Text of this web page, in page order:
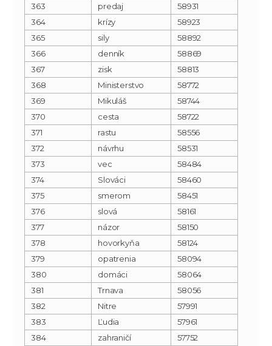
363
predaj
58931
364
krízy
58923
365
sily
58892
366
denník
58869
367
zisk
58813
368
Ministerstvo
58772
369
Mikuláš
58744
370
cesta
58722
371
rastu
58556
372
návrhu
58531
373
vec
58484
374
Slováci
58460
375
smerom
58451
376
slová
58161
377
názor
58150
378
hovorkyňa
58124
379
opatrenia
58094
380
domáci
58064
381
Trnava
58056
382
Nitre
57991
383
Ľudia
57961
384
zahraničí
57752